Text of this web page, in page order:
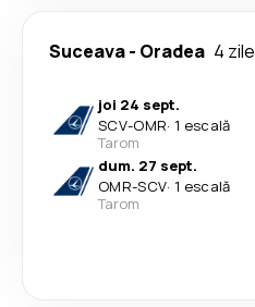
Suceava- Oradea 4 zile
joi 24 sept.
SCV-OMR· 1 escală
Tarom
dum. 27 sept.
OMR-SCV· 1 escală
Tarom